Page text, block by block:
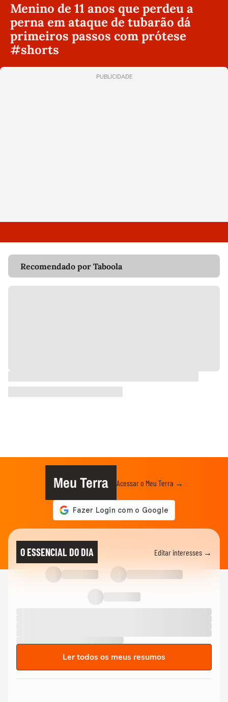
Menino de 11 anos que perdeu a
perna em ataque de tubarão dá
primeiros passos com prótese
#shorts
PUBLICIDADE
Recomendado por Taboola
Meu Terra Acessar o Meu Terra →
O ESSENCIAL DO DIA Editar interesses →
Ler todos os meus resumos